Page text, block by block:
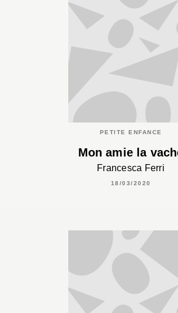
PETITE ENFANCE
Mon amie la
Francesca Ferri
18/03/2020